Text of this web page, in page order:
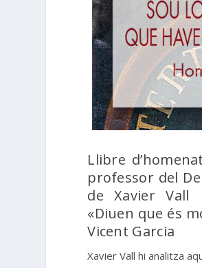
Llibre
professor del
de Xavier
«Diuen que és
Vicent Garcia
Xavier Vall hi analitza